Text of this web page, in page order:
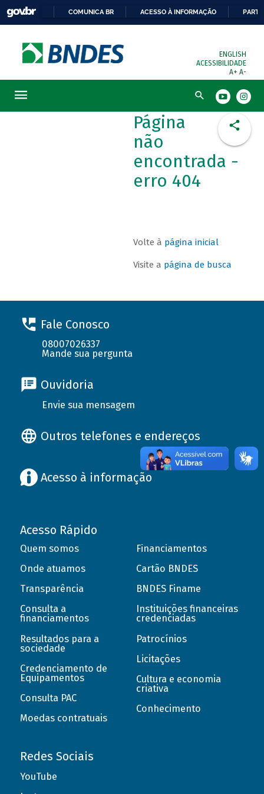
COMUNICA BR ACESSO À INFORMAÇÃO
ENGLISH
ACESSIBILIDADE
A+ A-
Busca
Página
não
encontrada -
erro 404
Volte à página inicial
Visite a página de busca
Fale Conosco
08007026337
Mande sua pergunta
Ouvidoria
Envie sua mensagem
Outros telefones e endereços
Acesso à informação
Acesso Rápido
Quem somos
Onde atuamos
Transparência
Consulta a
financiamentos
Resultados para a
sociedade
Credenciamento de
Equipamentos
Consulta PAC
Moedas contratuais
Financiamentos
Cartão BNDES
BNDES Finame
Instituições financeiras
credenciadas
Patrocínios
Licitações
Cultura e economia
criativa
Conhecimento
Redes Sociais
YouTube